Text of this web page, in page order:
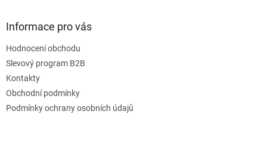
Informace pro vás
Hodnocení obchodu
Slevový program B2B
Kontakty
Obchodní podmínky
Podmínky ochrany osobních údajů